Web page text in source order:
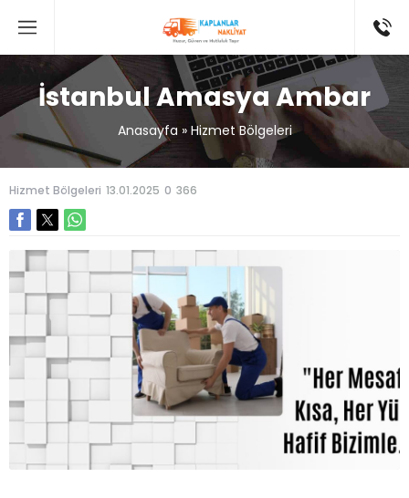
İstanbul Amasya Ambar
Anasayfa » Hizmet Bölgeleri
Hizmet Bölgeleri 13.01.2025 0 366